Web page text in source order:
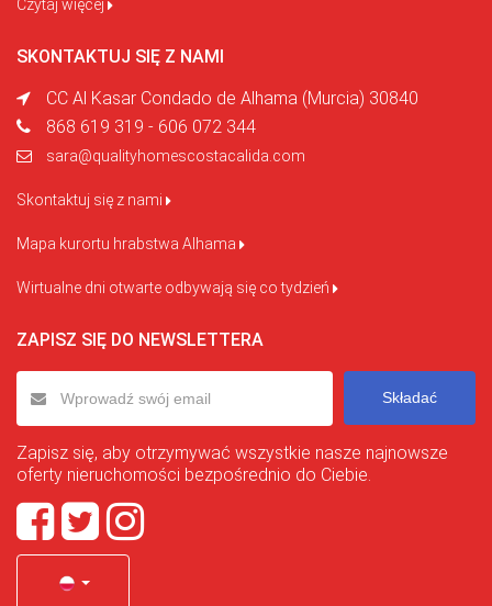
Czytaj więcej
SKONTAKTUJ SIĘ Z NAMI
CC Al Kasar Condado de Alhama (Murcia) 30840
868 619 319 - 606 072 344
sara@qualityhomescostacalida.com
Skontaktuj się z nami
Mapa kurortu hrabstwa Alhama
Wirtualne dni otwarte odbywają się co tydzień
ZAPISZ SIĘ DO NEWSLETTERA
Składać
Zapisz się, aby otrzymywać wszystkie nasze najnowsze
oferty nieruchomości bezpośrednio do Ciebie.